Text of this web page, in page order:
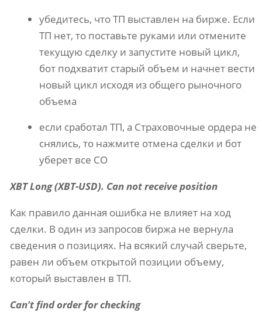
убедитесь, что ТП выставлен на бирже. Если
ТП нет, то поставьте руками или отмените
текущую сделку и запустите новый цикл,
бот подхватит старый объем и начнет вести
новый цикл исходя из общего рыночного
объема
если сработал ТП, а Страховочные ордера не
снялись, то нажмите отмена сделки и бот
уберет все СО
XBT Long (XBT-USD). Can not receive position
Как правило данная ошибка не влияет на ход
сделки. В один из запросов биржа не вернула
сведения о позициях. На всякий случай сверьте,
равен ли объем открытой позиции объему,
который выставлен в ТП.
Can’t find order for checking